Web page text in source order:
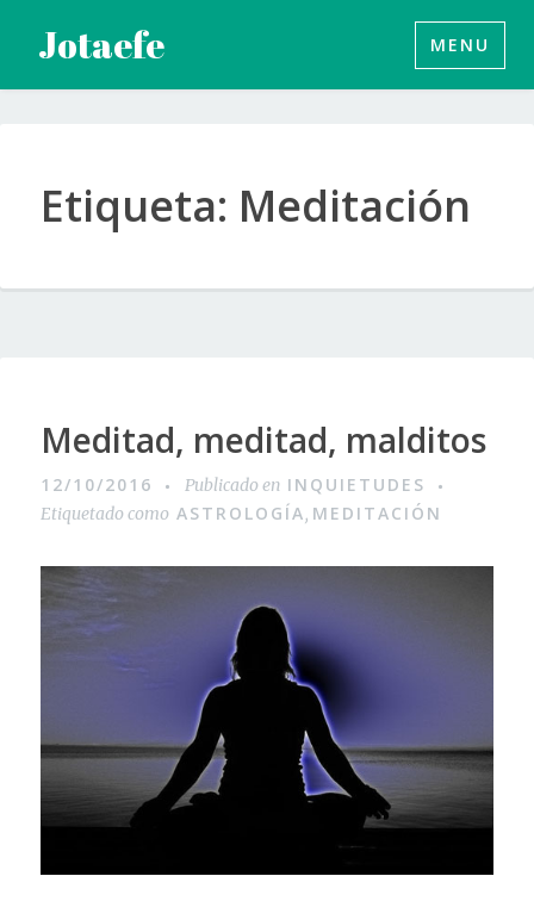
contenido
Jotaefe MENU
Etiqueta: Meditación
Meditad, meditad, malditos
12/10/2016 Publicado en INQUIETUDES
Etiquetado como ASTROLOGÍA, MEDITACIÓN